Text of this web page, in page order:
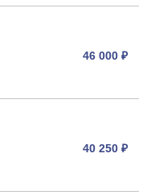
46 000 ₽
40 250 ₽